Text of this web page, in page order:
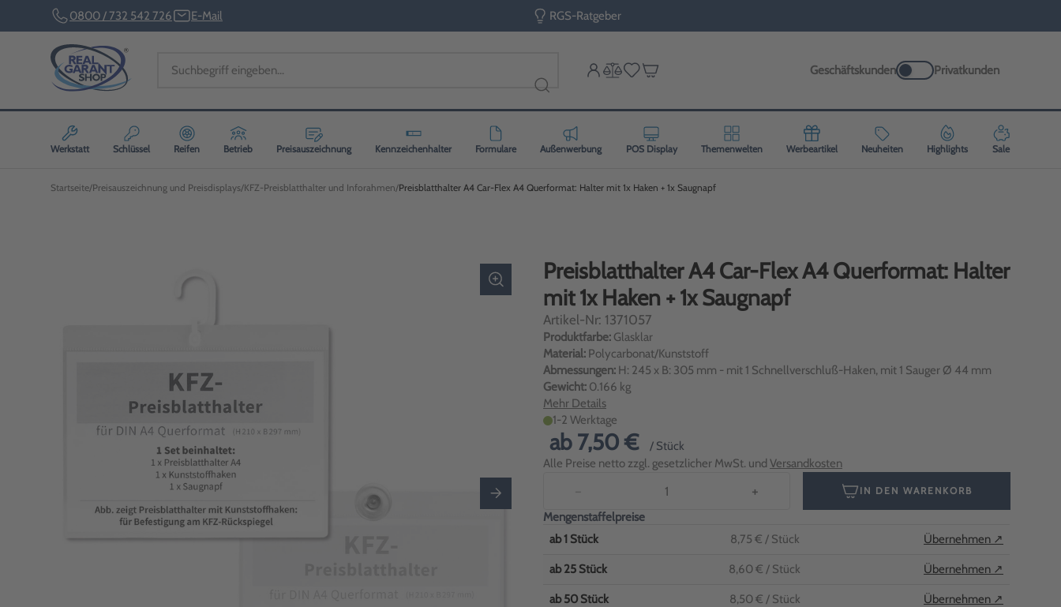
0800 / 732 542 726 E-Mail RGS-Ratgeber
Geschäftskunden Privatkunden
Werkstatt Schlüssel Reifen Betrieb Preisauszeichnung Kennzeichenhalter Formulare Außenwerbung POS Display Themenwelten Werbeartikel Neuheiten Highlights Sale
Startseite Preisauszeichnung und Preisdisplays KFZ-Preisblatthalter und Inforahmen Preisblatthalter A4 Car-Flex A4 Querformat: Halter mit 1x Haken + 1x Saugnapf
Preisblatthalter A4 Car-Flex A4 Querformat: Halter
mit 1x Haken + 1x Saugnapf
Artikel-Nr: 1371057
Produktfarbe: Glasklar
Material: Polycarbonat/Kunststoff
Abmessungen: H: 245 x B: 305 mm - mit 1 Schnellverschluß-Haken, mit 1 Sauger Ø 44 mm
Gewicht: 0.166 kg
Mehr Details
1-2 Werktage
ab 7,50 €
/ Stück
Alle Preise netto zzgl. gesetzlicher MwSt. und Versandkosten
− + IN DEN WARENKORB
Mengenstaffelpreise
ab1 Stück 8,75 € / Stück Übernehmen ↗
ab25 Stück 8,60 € / Stück Übernehmen ↗
ab50 Stück 8,50 € / Stück Übernehmen ↗